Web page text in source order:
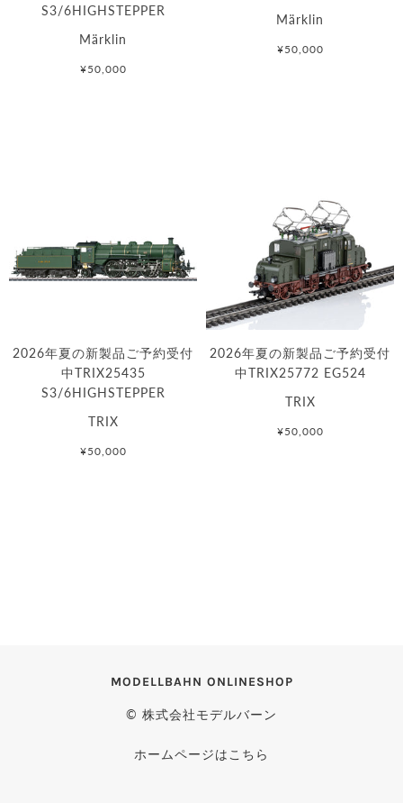
S3/6HIGHSTEPPER
Märklin
¥50,000
Märklin
¥50,000
2026年夏の新製品ご予約受付
中TRIX25435
S3/6HIGHSTEPPER
TRIX
¥50,000
2026年夏の新製品ご予約受付
中TRIX25772 EG524
TRIX
¥50,000
MODELLBAHN ONLINESHOP
© 株式会社モデルバーン
ホームページはこちら